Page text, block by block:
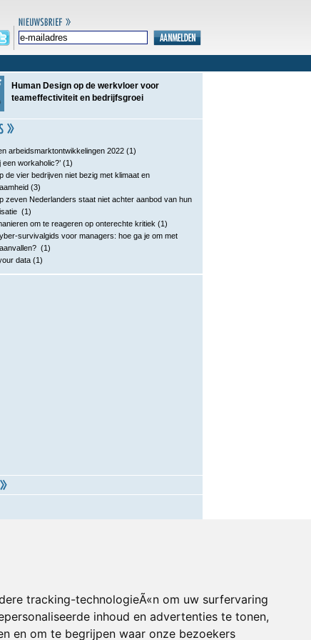
tracking-technologieÃ«n om uw surfervaring
inhoud en advertenties te tonen,
en om te begrijpen waar onze bezoekers
Human Design op de werkvloer voor
teameffectiviteit en bedrijfsgroei
arbeidsmarktontwikkelingen 2022 (1)
een workaholic?’ (1)
de vier bedrijven niet bezig met klimaat en
(3)
zeven Nederlanders staat niet achter aanbod van hun
(1)
om te reageren op onterechte kritiek (1)
survivalgids voor managers: hoe ga je om met
(1)
data (1)